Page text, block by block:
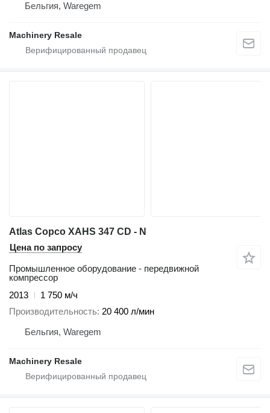
Бельгия, Waregem
Machinery Resale
Atlas Copco XAHS 347 CD - N
Цена по запросу
Промышленное оборудование - передвижной
компрессор
2013
1 750 м/ч
Производительность 20 400 л/мин
Бельгия, Waregem
Machinery Resale